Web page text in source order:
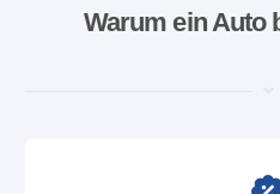
Warum ein Auto